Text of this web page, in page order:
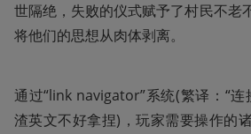
世隔绝，失败的仪式赋予了村民不老
将他们的思想从肉体剥离。
通过“link navigator”系统(繁译：“
渣英文不好拿捏)，玩家需要操作的